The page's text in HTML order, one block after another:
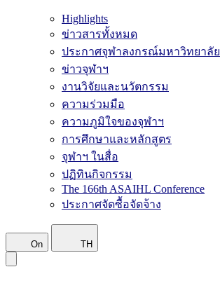
Highlights
ข่าวสารทั้งหมด
ประกาศจุฬาลงกรณ์มหาวิทยาลัย
ข่าวจุฬาฯ
งานวิจัยและนวัตกรรม
ความร่วมมือ
ความภูมิใจของจุฬาฯ
การศึกษาและหลักสูตร
จุฬาฯ ในสื่อ
ปฏิทินกิจกรรม
The 166th ASAIHL Conference
ประกาศจัดซื้อจัดจ้าง
On TH